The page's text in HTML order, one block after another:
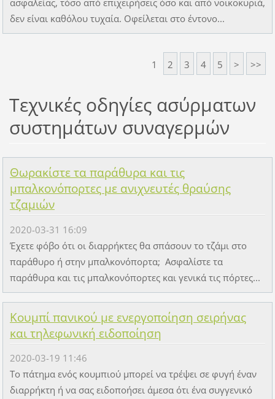
ασφαλείας, τόσο από επιχειρήσεις όσο και από νοικοκυριά,
δεν είναι καθόλου τυχαία. Οφείλεται στο έντονο...
1 2 3 4 5 > >>
Τεχνικές οδηγίες ασύρματων
συστημάτων συναγερμών
Θωρακίστε τα παράθυρα και τις
μπαλκονόπορτες με ανιχνευτές θραύσης
τζαμιών
2020-03-31 16:09
Έχετε φόβο ότι οι διαρρήκτες θα σπάσουν το τζάμι στο
παράθυρο ή στην μπαλκονόπορτα; Ασφαλίστε τα
παράθυρα και τις μπαλκονόπορτες και γενικά τις πόρτες...
Κουμπί πανικού με ενεργοποίηση σειρήνας
και τηλεφωνική ειδοποίηση
2020-03-19 11:46
Το πάτημα ενός κουμπιού μπορεί να τρέψει σε φυγή έναν
διαρρήκτη ή να σας ειδοποήσει άμεσα ότι ένα συγγενικό